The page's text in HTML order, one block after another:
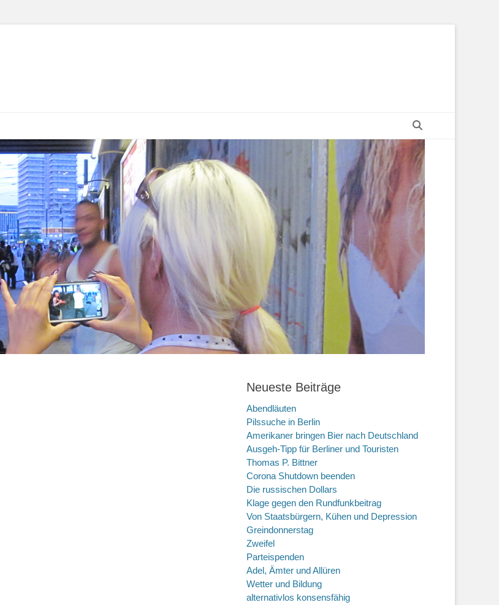
Neueste Beiträge
Abendläuten
Pilssuche in Berlin
Amerikaner bringen Bier nach Deutschland
Ausgeh-Tipp für Berliner und Touristen
Thomas P. Bittner
Corona Shutdown beenden
Die russischen Dollars
Klage gegen den Rundfunkbeitrag
Von Staatsbürgern, Kühen und Depression
Greindonnerstag
Zweifel
Parteispenden
Adel, Ämter und Allüren
Wetter und Bildung
alternativlos konsensfähig